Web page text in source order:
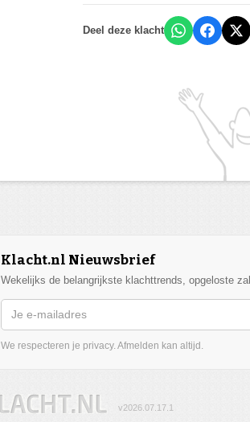
Deel deze klacht
Klacht.nl Nieuwsbrief
Wekelijks de belangrijkste klachttrends, opgeloste
We respecteren je privacy. Afmelden kan altijd.
v2026.07.17.1